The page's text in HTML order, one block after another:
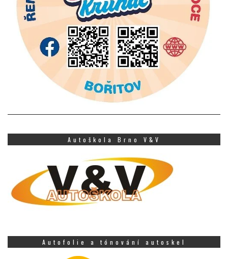
Autoškola Brno V&V
Autofolie a tónování autoskel